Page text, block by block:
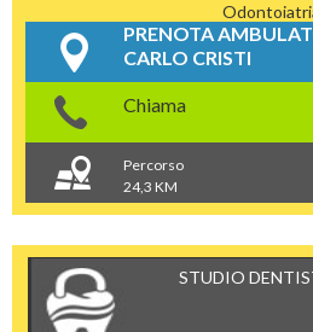
PRENOTA
CARLO CRISTI
Chiama
Percorso
24,3 KM
STUDIO